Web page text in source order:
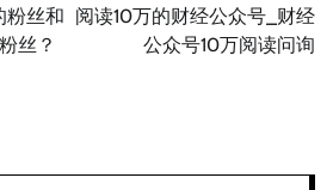
粉丝和
丝？
阅读10万的财经公众号_财经
公众号10万阅读问询